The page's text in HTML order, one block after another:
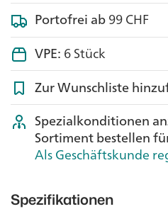
Portofrei ab99 CHF
VPE:6 Stück
Zur Wunschliste
Spezialkonditionen
Sortiment bestellen
Als Geschäftskunde
Spezifikationen